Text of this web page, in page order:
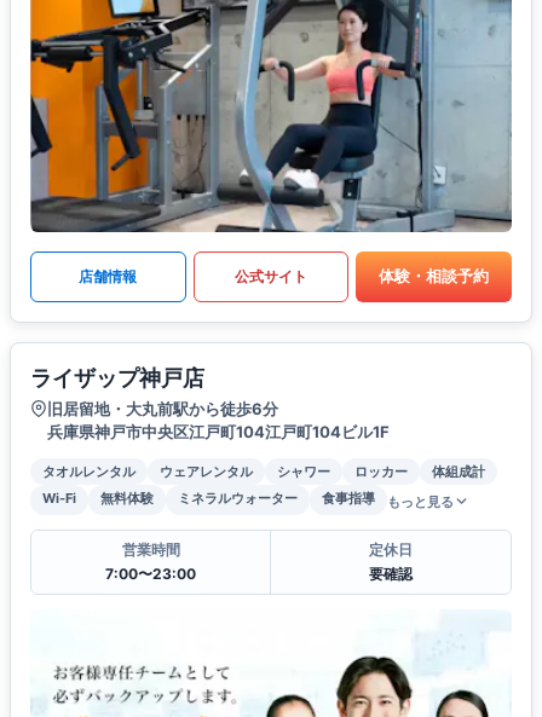
店舗情報 公式サイト 体験・相談予約
ライザップ神戸店
旧居留地・大丸前駅から徒歩6分
兵庫県神戸市中央区江戸町104江戸町104ビル1F
タオルレンタル ウェアレンタル シャワー ロッカー
体組成計
Wi-Fi
無料体験 ミネラルウォーター 食事指導 もっと見る
営業時間
7:00〜23:00
定休日
要確認